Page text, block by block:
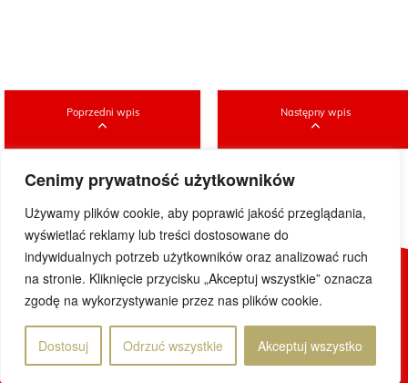
Cenimy prywatność użytkowników
Używamy plików cookie, aby poprawić jakość przeglądania,
wyświetlać reklamy lub treści dostosowane do
indywidualnych potrzeb użytkowników oraz analizować ruch
na stronie. Kliknięcie przycisku „Akceptuj wszystkie” oznacza
zgodę na wykorzystywanie przez nas plików cookie.
Dostosuj Odrzuć wszystkie Akceptuj wszystko
Poprzedni wpis Następny wpis
© 2019 DoWietnamu.pl. Wszelkie prawa zastrzeżone.
Projekt i realizacja